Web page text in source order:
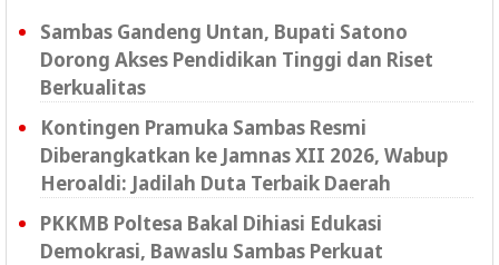
Sambas Gandeng Untan, Bupati Satono
Dorong Akses Pendidikan Tinggi dan Riset
Berkualitas
Kontingen Pramuka Sambas Resmi
Diberangkatkan ke Jamnas XII 2026, Wabup
Heroaldi: Jadilah Duta Terbaik Daerah
PKKMB Poltesa Bakal Dihiasi Edukasi
Demokrasi, Bawaslu Sambas Perkuat